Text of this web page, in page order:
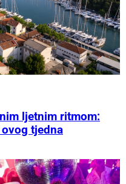
ljetnim ritmom:
tjedna